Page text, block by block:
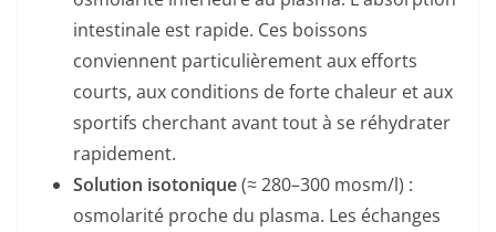
intestinale est rapide. Ces boissons
conviennent particulièrement aux efforts
courts, aux conditions de forte chaleur et aux
sportifs cherchant avant tout à se réhydrater
rapidement.
Solution isotonique(≈ 280–300 mosm/l) :
osmolarité proche du plasma. Les échanges